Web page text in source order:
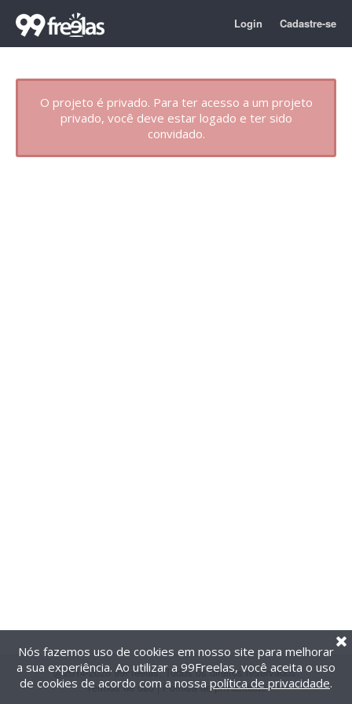
Login Cadastre-se
O projeto é privado. Para ter acesso a um projeto
privado, você deve estar logado e ter sido
convidado.
@2014-2026 99Freelas. Todos os direitos reservados.
Termos de uso| Política de privacidade
Nós fazemos uso de cookies em nosso site para melhorar
a sua experiência. Ao utilizar a 99Freelas, você aceita o uso
de cookies de acordo com a nossa política de privacidade.